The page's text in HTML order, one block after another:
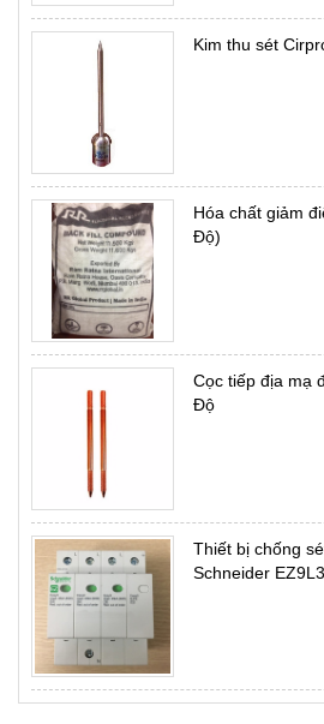
Kim thu sét
Hóa chất giảm
Độ)
Cọc tiếp địa mạ
Độ
Thiết bị chống
Schneider